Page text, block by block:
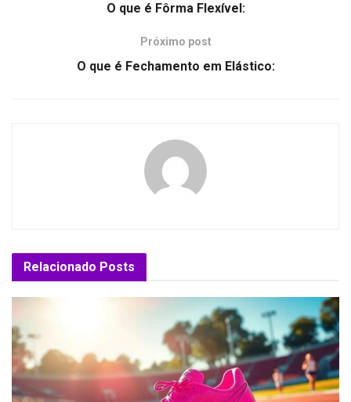
O que é Fôrma Flexível:
Próximo post
O que é Fechamento em Elástico:
Relacionado Posts